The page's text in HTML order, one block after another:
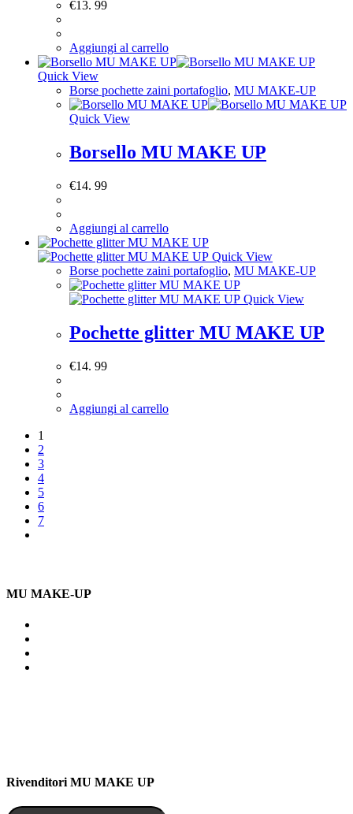
€13. 99
Aggiungi al carrello
Quick View
Borse pochette zaini portafoglio, MU MAKE-UP
Quick View
Borsello MU MAKE UP
€14. 99
Aggiungi al carrello
Quick View
Borse pochette zaini portafoglio, MU MAKE-UP
Quick View
Pochette glitter MU MAKE UP
€14. 99
Aggiungi al carrello
1
2
3
4
5
6
7
MU MAKE-UP
Rivenditori MU MAKE UP